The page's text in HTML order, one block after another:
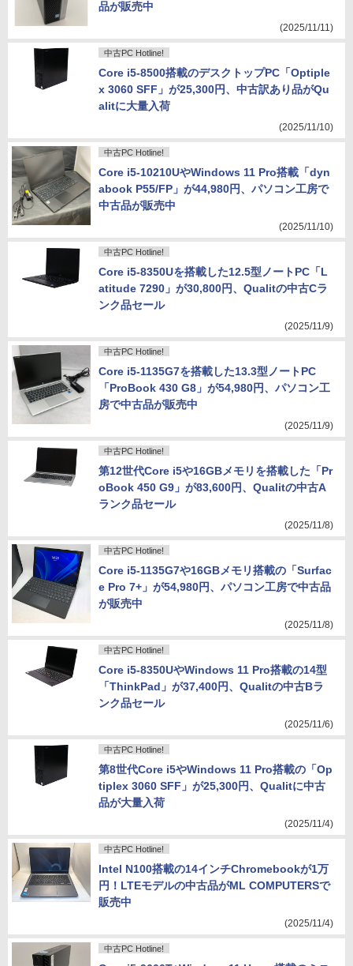
品が販売中
(2025/11/11)
中古PC Hotline!
Core i5-8500搭載のデスクトップPC「Optiple
x 3060 SFF」が25,300円、中古訳あり品がQu
alitに大量入荷
(2025/11/10)
中古PC Hotline!
Core i5-10210UやWindows 11 Pro搭載「dyn
abook P55/FP」が44,980円、パソコン工房で
中古品が販売中
(2025/11/10)
中古PC Hotline!
Core i5-8350Uを搭載した12.5型ノートPC「L
atitude 7290」が30,800円、Qualitの中古Cラ
ンク品セール
(2025/11/9)
中古PC Hotline!
Core i5-1135G7を搭載した13.3型ノートPC
「ProBook 430 G8」が54,980円、パソコン工
房で中古品が販売中
(2025/11/9)
中古PC Hotline!
第12世代Core i5や16GBメモリを搭載した「Pr
oBook 450 G9」が83,600円、Qualitの中古A
ランク品セール
(2025/11/8)
中古PC Hotline!
Core i5-1135G7や16GBメモリ搭載の「Surfac
e Pro 7+」が54,980円、パソコン工房で中古品
が販売中
(2025/11/8)
中古PC Hotline!
Core i5-8350UやWindows 11 Pro搭載の14型
「ThinkPad」が37,400円、Qualitの中古Bラ
ンク品セール
(2025/11/6)
中古PC Hotline!
第8世代Core i5やWindows 11 Pro搭載の「Op
tiplex 3060 SFF」が25,300円、Qualitに中古
品が大量入荷
(2025/11/4)
中古PC Hotline!
Intel N100搭載の14インチChromebookが1万
円！LTEモデルの中古品がML COMPUTERSで
販売中
(2025/11/4)
中古PC Hotline!